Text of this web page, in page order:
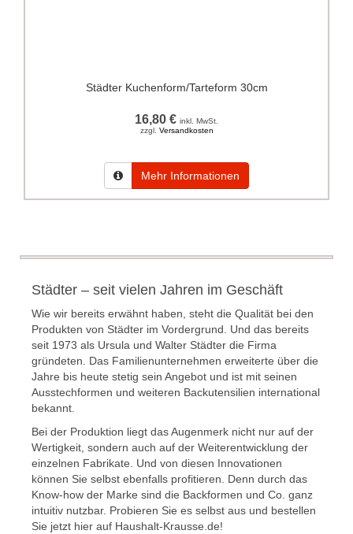
Städter Kuchenform/Tarteform 30cm
16,80 € inkl. MwSt.
zzgl. Versandkosten
Mehr Informationen
Städter – seit vielen Jahren im Geschäft
Wie wir bereits erwähnt haben, steht die Qualität bei den
Produkten von Städter im Vordergrund. Und das bereits
seit 1973 als Ursula und Walter Städter die Firma
gründeten. Das Familienunternehmen erweiterte über die
Jahre bis heute stetig sein Angebot und ist mit seinen
Ausstechformen und weiteren Backutensilien international
bekannt.
Bei der Produktion liegt das Augenmerk nicht nur auf der
Wertigkeit, sondern auch auf der Weiterentwicklung der
einzelnen Fabrikate. Und von diesen Innovationen
können Sie selbst ebenfalls profitieren. Denn durch das
Know-how der Marke sind die Backformen und Co. ganz
intuitiv nutzbar. Probieren Sie es selbst aus und bestellen
Sie jetzt hier auf Haushalt-Krausse.de!